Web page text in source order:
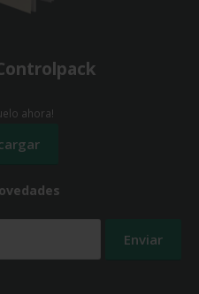
ahora!